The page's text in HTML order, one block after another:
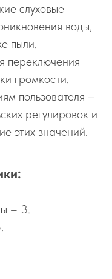
слуховые
воды,
пыли.
переключения
громкости.
пользователя –
регулировок и
этих значений.
– 3.